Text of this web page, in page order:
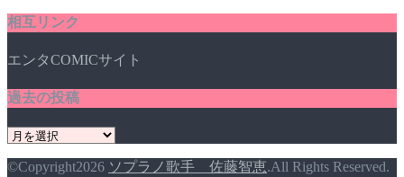
ゴ
ー
相互リンク
エンタCOMICサイト
過去の投稿
過
の
©Copyright2026 ソプラノ歌手 佐藤智恵.All Rights Reserved.